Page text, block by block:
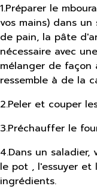
1.Préparer le
vos mains) dans
de pain, la pâte
nécessaire avec
mélanger de façon
ressemble à de la
2.Peler et couper
3.Préchauffer le
4.Dans un saladier,
le pot , l'essuyer et
ingrédients.